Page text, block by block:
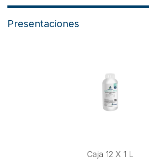
Presentaciones
Caja 12 X 1 L